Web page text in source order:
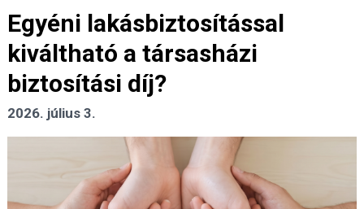
Egyéni lakásbiztosítással
kiváltható a társasházi
biztosítási díj?
2026. július 3.